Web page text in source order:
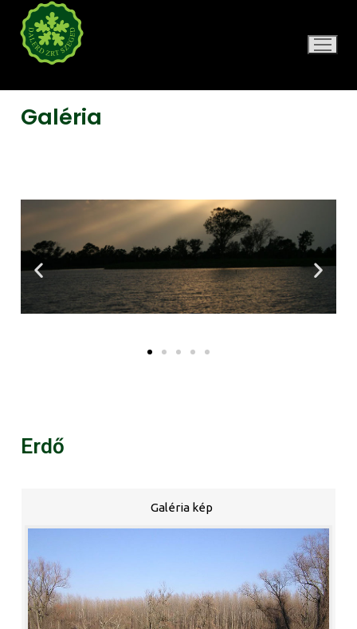
Galéria
Erdő
Galéria kép